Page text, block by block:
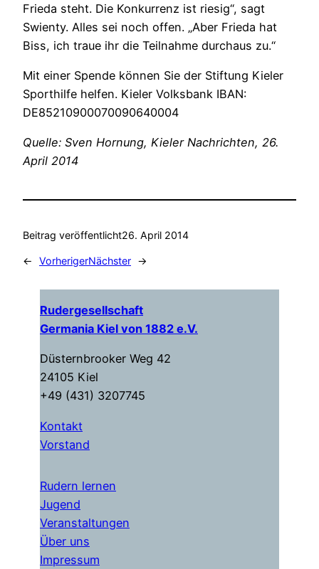
Frieda steht. Die Konkurrenz ist riesig“, sagt
Swienty. Alles sei noch offen. „Aber Frieda hat
Biss, ich traue ihr die Teilnahme durchaus zu.“
Mit einer Spende können Sie der Stiftung Kieler
Sporthilfe helfen. Kieler Volksbank IBAN:
DE85210900070090640004
Quelle: Sven Hornung, Kieler Nachrichten, 26.
April 2014
Beitrag veröffentlicht26. April 2014
← VorherigerNächster →
Rudergesellschaft
Germania Kiel von 1882 e.V.
Düsternbrooker Weg 42
24105 Kiel
+49 (431) 3207745
Kontakt
Vorstand
Rudern lernen
Jugend
Veranstaltungen
Über uns
Impressum